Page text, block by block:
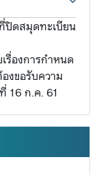
ปิดสมุดทะเบียน
รื่องการกำหนด
งขอรับความ
16 ก.ค. 61